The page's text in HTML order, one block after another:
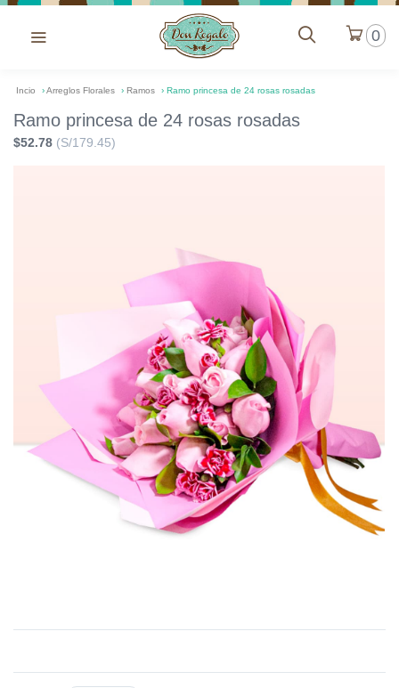
0
Incio ›Arreglos Florales › Ramos › Ramo princesa de 24 rosas rosadas
Ramo princesa de 24 rosas rosadas
$52.78 (S/179.45)